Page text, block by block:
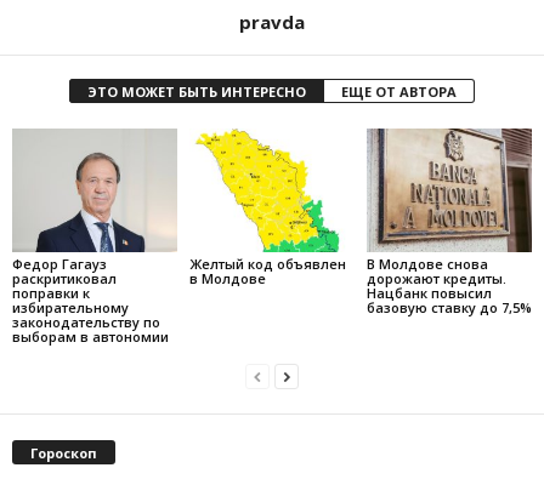
pravda
ЭТО МОЖЕТ БЫТЬ ИНТЕРЕСНО ЕЩЕ ОТ АВТОРА
Федор Гагауз
раскритиковал
поправки к
избирательному
законодательству по
выборам в автономии
Желтый код объявлен
в Молдове
В Молдове снова
дорожают кредиты.
Нацбанк повысил
базовую ставку до 7,5%
Гороскоп